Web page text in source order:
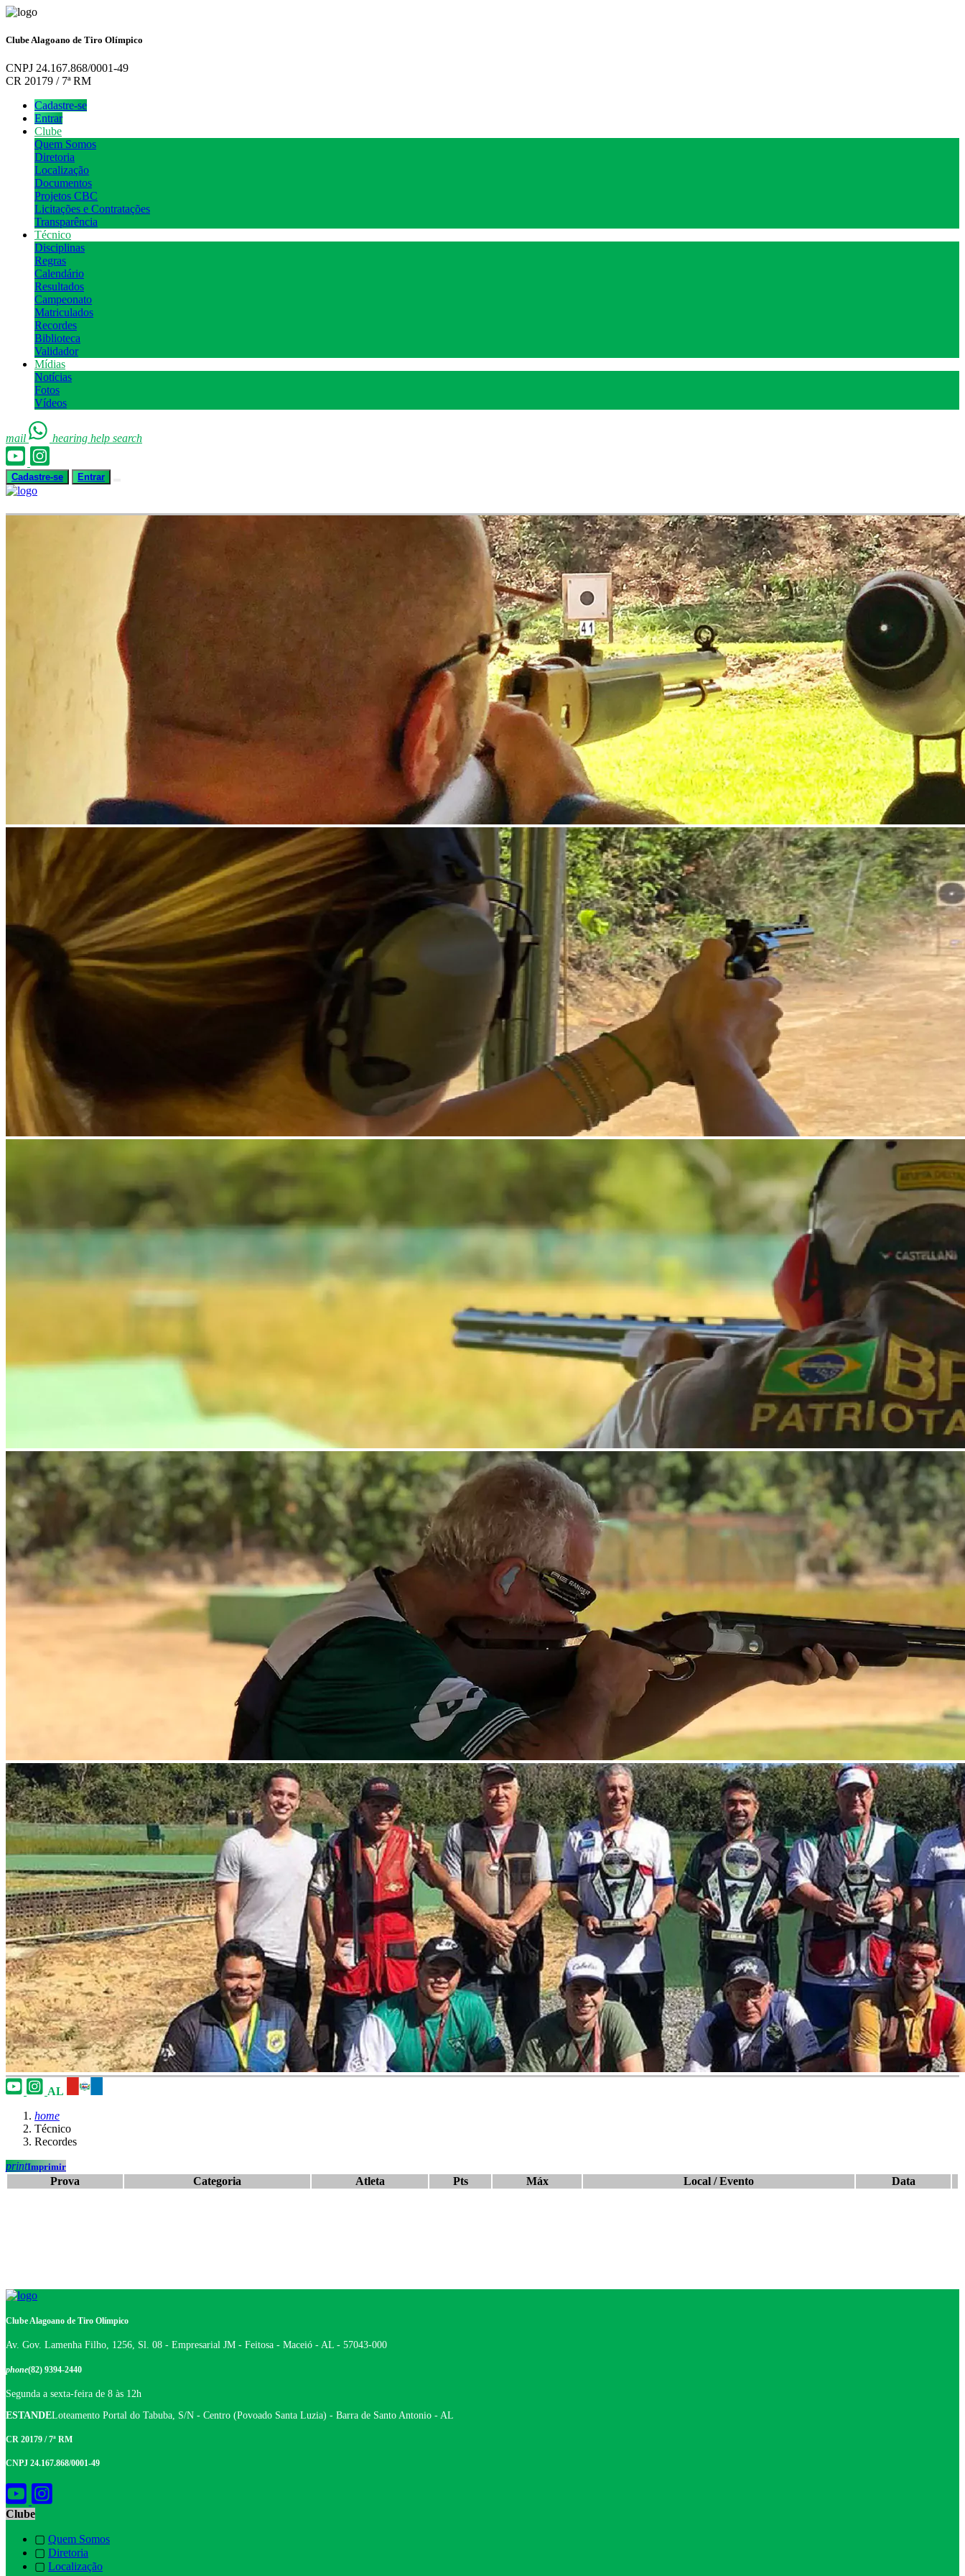
Clube Alagoano de Tiro Olímpico
CNPJ 24.167.868/0001-49
CR 20179 / 7ª RM
Cadastre-se
Entrar
Clube
Quem Somos
Diretoria
Localização
Documentos
Projetos CBC
Licitações e Contratações
Transparência
Técnico
Disciplinas
Regras
Calendário
Resultados
Campeonato
Matriculados
Recordes
Biblioteca
Validador
Mídias
Notícias
Fotos
Vídeos
mail hearing help search
Cadastre-se Entrar
AL
home
Técnico
Recordes
printImprimir
Prova Categoria Atleta Pts Máx Local / Evento Data
Clube Alagoano de Tiro Olímpico
Av. Gov. Lamenha Filho, 1256, Sl. 08 - Empresarial JM - Feitosa - Maceió - AL - 57043-000
phone(82) 9394-2440
Segunda a sexta-feira de 8 às 12h
ESTANDELoteamento Portal do Tabuba, S/N - Centro (Povoado Santa Luzia) - Barra de Santo Antonio - AL
CR 20179 / 7ª RM
CNPJ 24.167.868/0001-49
Clube
▢ Quem Somos
▢ Diretoria
▢ Localização